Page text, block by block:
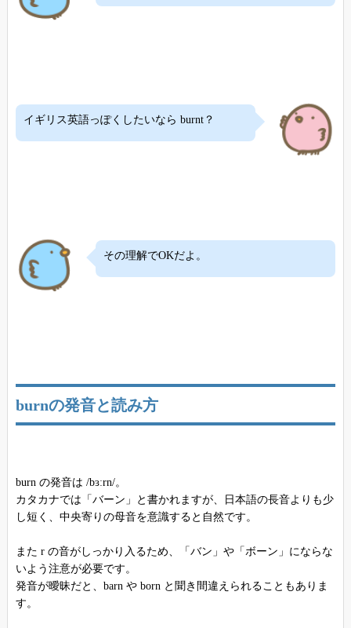
イギリス英語っぽくしたいなら burnt？
その理解でOKだよ。
burnの発音と読み方
burn の発音は /bɜːrn/。
カタカナでは「バーン」と書かれますが、日本語の長音よりも少
し短く、中央寄りの母音を意識すると自然です。
また r の音がしっかり入るため、「バン」や「ボーン」にならな
いよう注意が必要です。
発音が曖昧だと、barn や born と聞き間違えられることもありま
す。